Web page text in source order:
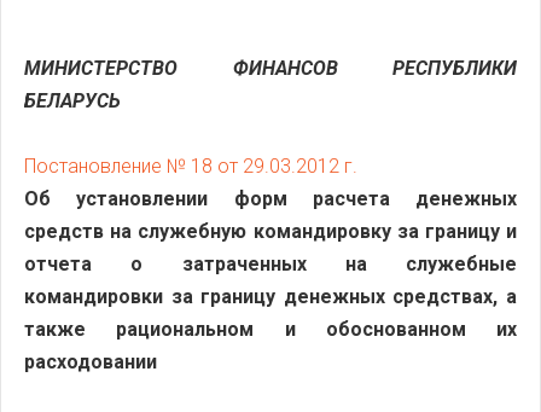
МИНИСТЕРСТВО ФИНАНСОВ РЕСПУБЛИКИ
БЕЛАРУСЬ
Постановление № 18 от 29.03.2012 г.
Об установлении форм расчета денежных
средств на служебную командировку за границу и
отчета о затраченных на служебные
командировки за границу денежных средствах, а
также рациональном и обоснованном их
расходовании